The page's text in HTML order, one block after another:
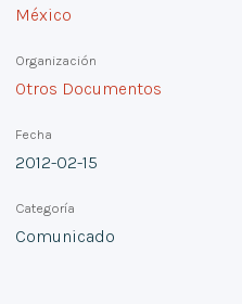
México
Organización
Otros Documentos
Fecha
2012-02-15
Categoría
Comunicado